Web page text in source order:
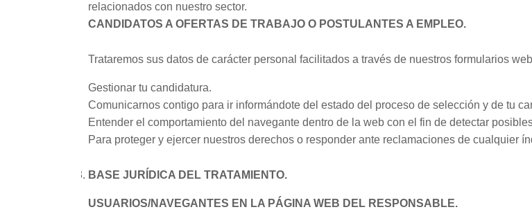
relacionados con nuestro sector.
CANDIDATOS A OFERTAS DE TRABAJO O POSTULANTES A EMPLEO.
Trataremos sus datos de carácter personal facilitados a través de nuestros formularios
Gestionar tu candidatura.
Comunicarnos contigo para ir informándote del estado del proceso de selección y de tu
Entender el comportamiento del navegante dentro de la web con el fin de detectar
Para proteger y ejercer nuestros derechos o responder ante reclamaciones de cualquier
BASE JURÍDICA DEL TRATAMIENTO.
USUARIOS/NAVEGANTES EN LA PÁGINA WEB DEL RESPONSABLE.